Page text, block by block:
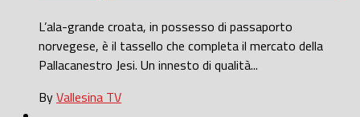
L’ala-grande croata, in possesso di passaporto
norvegese, è il tassello che completa il mercato della
Pallacanestro Jesi. Un innesto di qualità...
ByVallesina TV